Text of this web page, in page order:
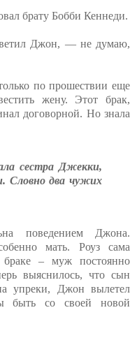
брату Бобби Кеннеди.
Джон, — не думаю,
по прошествии еще
жену. Этот брак,
договорной. Но знала
сестра Джекки,
Словно два чужих
поведением Джона.
мать. Роуз сама
– муж постоянно
выяснилось, что сын
упреки, Джон вылетел
быть со своей новой